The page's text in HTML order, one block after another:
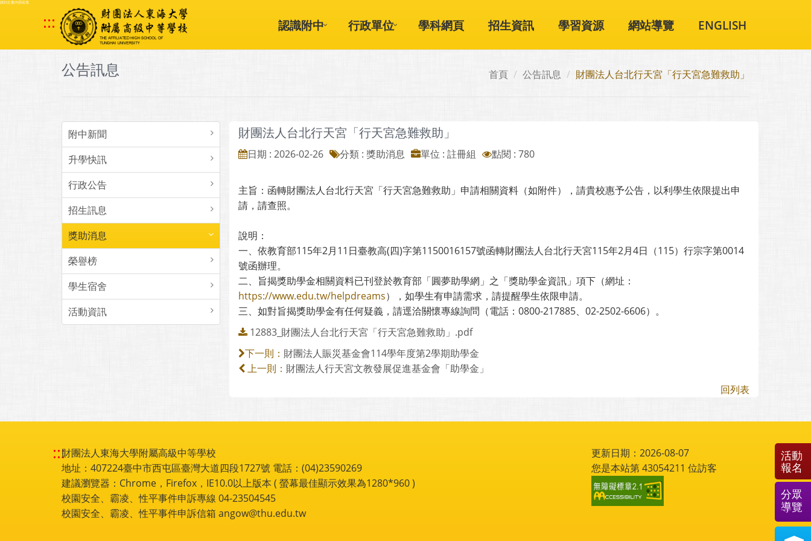
跳到主要內容區塊
::: 認識附中 行政單位 學科網頁 招生資訊 學習資源 網站導覽 ENGLISH
公告訊息 首頁 公告訊息 財團法人台北行天宮「行天宮急難救助」
附中新聞
升學快訊
行政公告
招生訊息
獎助消息
榮譽榜
學生宿舍
活動資訊
財團法人台北行天宮「行天宮急難救助」
日期 : 2026-02-26 分類 : 獎助消息 單位 : 註冊組 點閱 : 780
主旨：函轉財團法人台北行天宮「行天宮急難救助」申請相關資料（如附件），請貴校惠予公告，以利學生依限提出申
請，請查照。
說明：
一、依教育部115年2月11日臺教高(四)字第1150016157號函轉財團法人台北行天宮115年2月4日（115）行宗字第0014
號函辦理。
二、旨揭獎助學金相關資料已刊登於教育部「圓夢助學網」之「獎助學金資訊」項下（網址：
https://www.edu.tw/helpdreams），如學生有申請需求，請提醒學生依限申請。
三、如對旨揭獎助學金有任何疑義，請逕洽關懷專線詢問（電話：0800-217885、02-2502-6606）。
12883_財團法人台北行天宮「行天宮急難救助」.pdf
下一則： 財團法人賑災基金會114學年度第2學期助學金
上一則： 財團法人行天宮文教發展促進基金會「助學金」
回列表
:::財團法人東海大學附屬高級中等學校
地址：407224臺中市西屯區臺灣大道四段1727號 電話：(04)23590269
建議瀏覽器：Chrome，Firefox，IE10.0以上版本 ( 螢幕最佳顯示效果為1280*960 )
校園安全、霸凌、性平事件申訴專線 04-23504545
校園安全、霸凌、性平事件申訴信箱 angow@thu.edu.tw
更新日期：2026-08-07
您是本站第43054211 位訪客
活動
報名
分眾
導覽